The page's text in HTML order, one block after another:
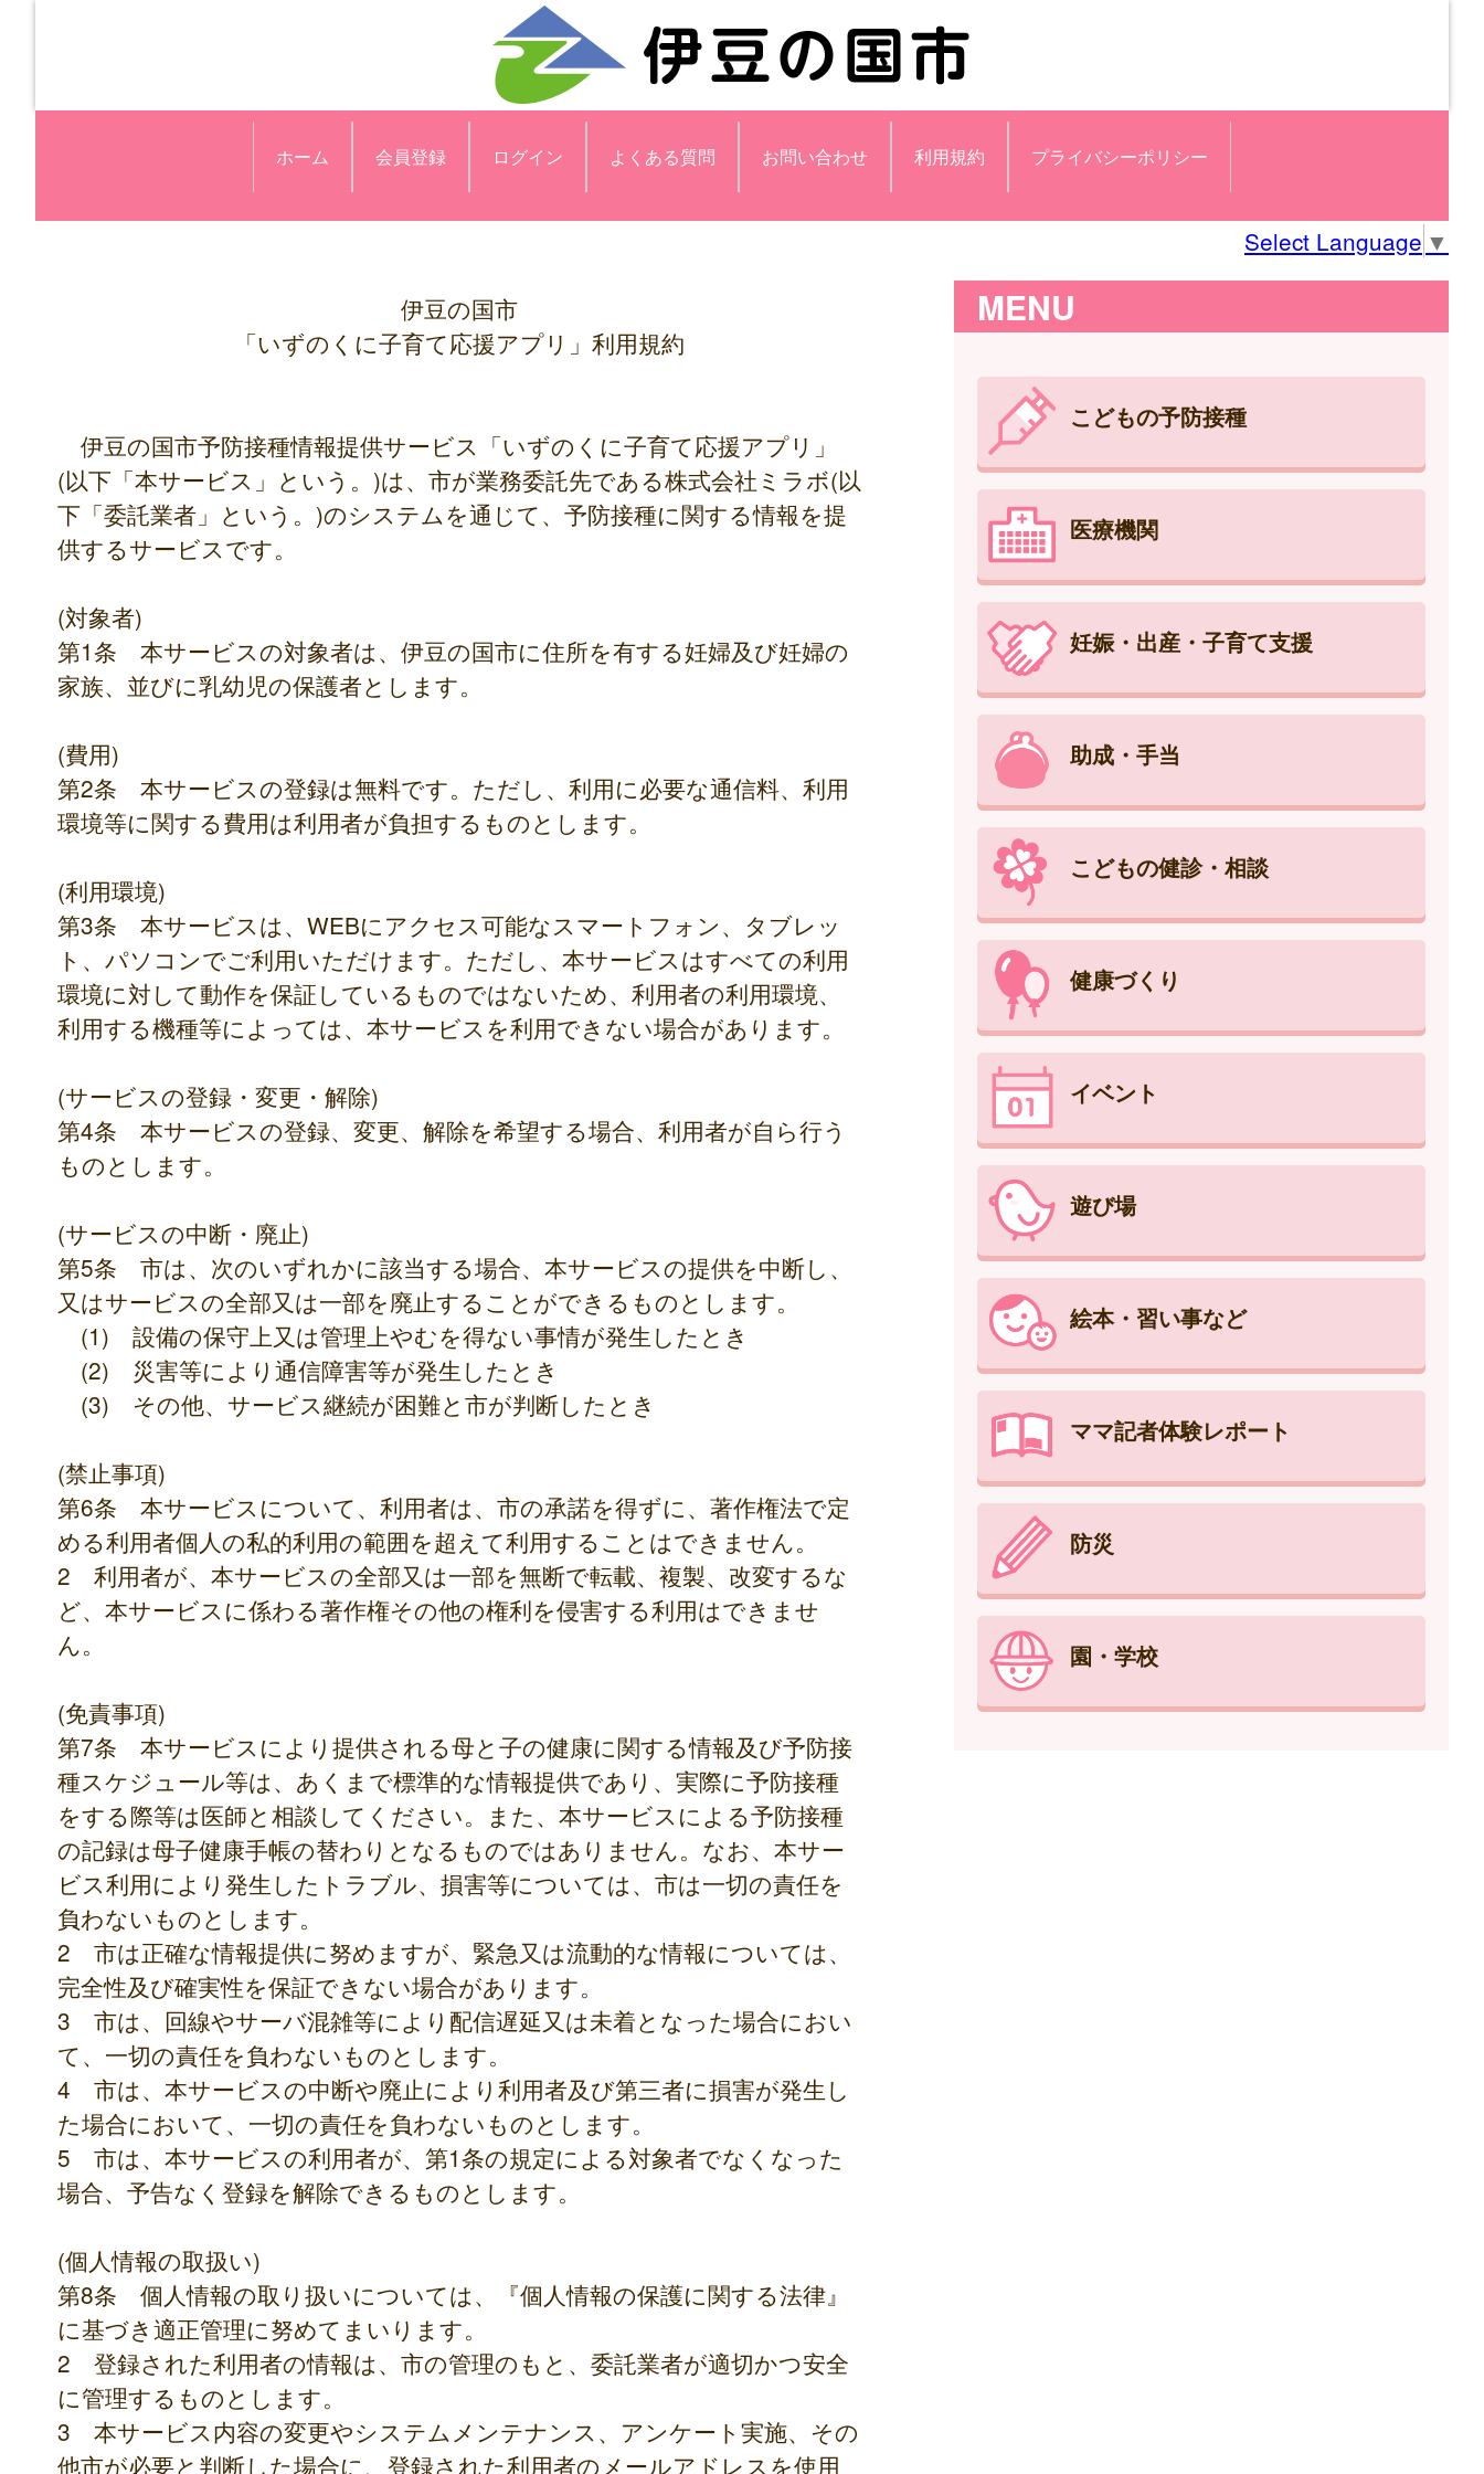
ホーム 会員登録 ログイン よくある質問 お問い合わせ 利用規約 プライバシーポリシー
Select Language ▼
伊豆の国市
「いずのくに子育て応援アプリ」利用規約
伊豆の国市予防接種情報提供サービス「いずのくに子育て応援アプリ」
(以下「本サービス」という。)は、市が業務委託先である株式会社ミラボ(以
下「委託業者」という。)のシステムを通じて、予防接種に関する情報を提
供するサービスです。
(対象者)
第1条 本サービスの対象者は、伊豆の国市に住所を有する妊婦及び妊婦の
家族、並びに乳幼児の保護者とします。
(費用)
第2条 本サービスの登録は無料です。ただし、利用に必要な通信料、利用
環境等に関する費用は利用者が負担するものとします。
(利用環境)
第3条 本サービスは、WEBにアクセス可能なスマートフォン、タブレッ
ト、パソコンでご利用いただけます。ただし、本サービスはすべての利用
環境に対して動作を保証しているものではないため、利用者の利用環境、
利用する機種等によっては、本サービスを利用できない場合があります。
(サービスの登録・変更・解除)
第4条 本サービスの登録、変更、解除を希望する場合、利用者が自ら行う
ものとします。
(サービスの中断・廃止)
第5条 市は、次のいずれかに該当する場合、本サービスの提供を中断し、
又はサービスの全部又は一部を廃止することができるものとします。
(1) 設備の保守上又は管理上やむを得ない事情が発生したとき
(2) 災害等により通信障害等が発生したとき
(3) その他、サービス継続が困難と市が判断したとき
(禁止事項)
第6条 本サービスについて、利用者は、市の承諾を得ずに、著作権法で定
める利用者個人の私的利用の範囲を超えて利用することはできません。
2 利用者が、本サービスの全部又は一部を無断で転載、複製、改変するな
ど、本サービスに係わる著作権その他の権利を侵害する利用はできませ
ん。
(免責事項)
第7条 本サービスにより提供される母と子の健康に関する情報及び予防接
種スケジュール等は、あくまで標準的な情報提供であり、実際に予防接種
をする際等は医師と相談してください。また、本サービスによる予防接種
の記録は母子健康手帳の替わりとなるものではありません。なお、本サー
ビス利用により発生したトラブル、損害等については、市は一切の責任を
負わないものとします。
2 市は正確な情報提供に努めますが、緊急又は流動的な情報については、
完全性及び確実性を保証できない場合があります。
3 市は、回線やサーバ混雑等により配信遅延又は未着となった場合におい
て、一切の責任を負わないものとします。
4 市は、本サービスの中断や廃止により利用者及び第三者に損害が発生し
た場合において、一切の責任を負わないものとします。
5 市は、本サービスの利用者が、第1条の規定による対象者でなくなった
場合、予告なく登録を解除できるものとします。
(個人情報の取扱い)
第8条 個人情報の取り扱いについては、『個人情報の保護に関する法律』
に基づき適正管理に努めてまいります。
2 登録された利用者の情報は、市の管理のもと、委託業者が適切かつ安全
に管理するものとします。
3 本サービス内容の変更やシステムメンテナンス、アンケート実施、その
他市が必要と判断した場合に、登録された利用者のメールアドレスを使用
MENU
こどもの予防接種
医療機関
妊娠・出産・子育て支援
助成・手当
こどもの健診・相談
健康づくり
イベント
遊び場
絵本・習い事など
ママ記者体験レポート
防災
園・学校